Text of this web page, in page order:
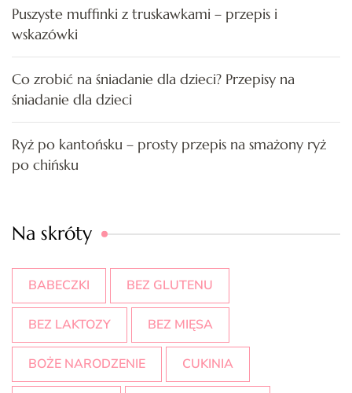
Puszyste muffinki z truskawkami – przepis i
wskazówki
Co zrobić na śniadanie dla dzieci? Przepisy na
śniadanie dla dzieci
Ryż po kantońsku – prosty przepis na smażony ryż
po chińsku
Na skróty
BABECZKI BEZ GLUTENU
BEZ LAKTOZY BEZ MIĘSA
BOŻE NARODZENIE CUKINIA